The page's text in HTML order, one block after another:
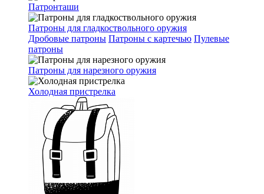
Патронташи
Патроны для гладкоствольного оружия
Дробовые патроны Патроны с картечью Пулевые
патроны
Патроны для нарезного оружия
Холодная пристрелка